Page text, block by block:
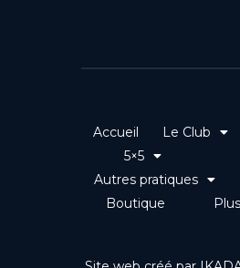
Accueil Le Club
5×5
Autres pratiques
Boutique